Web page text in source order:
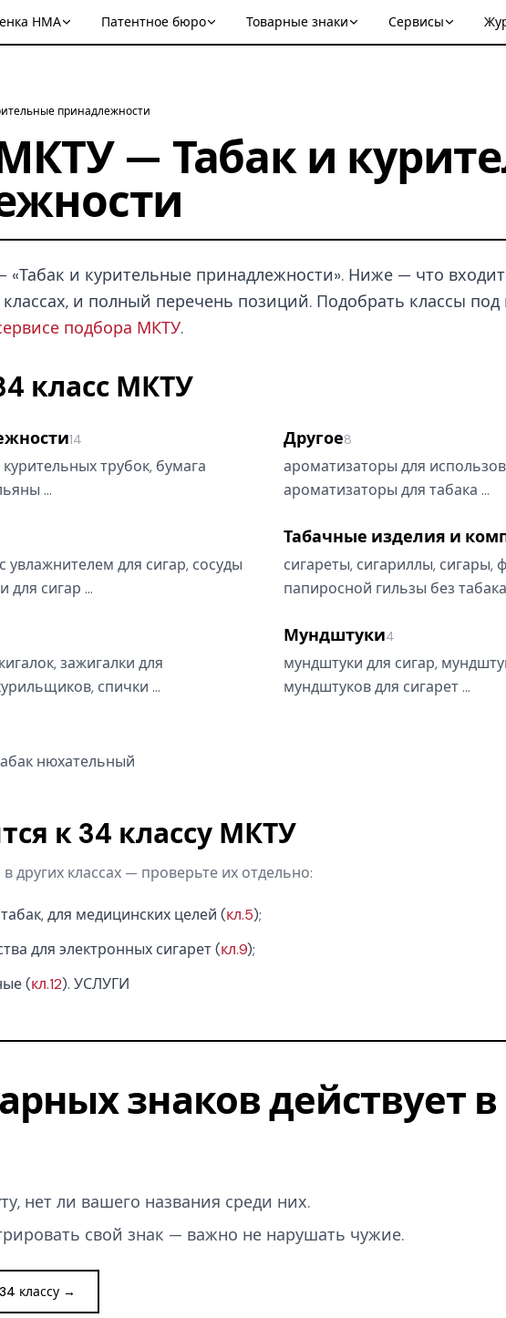
НМА Патентное бюро Товарные знаки Сервисы
принадлежности
— Табак и
и курительные принадлежности». Ниже — что входит
классах, и полный перечень позиций. Подобрать классы
подбора МКТУ.
класс МКТУ
14
трубок, бумага
…
Другое8
ароматизаторы для
ароматизаторы для табака …
увлажнителем для сигар, сосуды
для сигар …
Табачные изделия и
сигареты, сигариллы, сигары,
папиросной гильзы без табака
зажигалки для
спички …
Мундштуки4
мундштуки для сигар,
мундштуков для сигарет …
нюхательный
к 34 классу МКТУ
других классах — проверьте их отдельно:
для медицинских целей (кл.5);
для электронных сигарет (кл.9);
(кл.12). УСЛУГИ
знаков действует
нет ли вашего названия среди них.
свой знак — важно не нарушать чужие.
классу →